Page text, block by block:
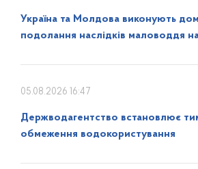
Україна та Молдова виконують
подолання наслідків маловоддя
05.08.2026 16:47
Держводагентство встановлює
обмеження водокористування